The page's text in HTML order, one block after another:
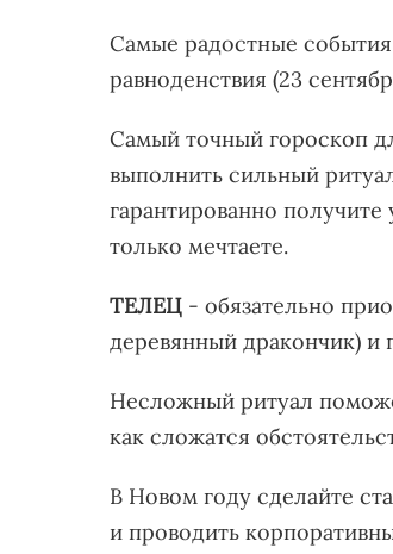
Самые радостные
равноденствия (23
Самый точный гороскоп
выполнить сильный
гарантированно
только мечтаете.
ТЕЛЕЦ - обязательно
деревянный дракончик) и
Несложный ритуал
как сложатся
В Новом году сделайте
и проводить